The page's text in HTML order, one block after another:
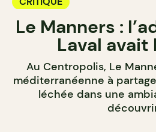
Le Manners :
Laval avait
Au Centropolis, Le
méditerranéenne à
léchée dans une